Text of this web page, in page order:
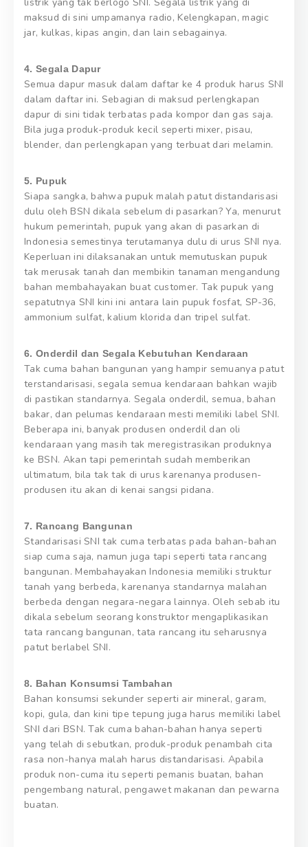
maksud di sini umpamanya radio, Kelengkapan, magic
jar, kulkas, kipas angin, dan lain sebagainya.
4. Segala Dapur
Semua dapur masuk dalam daftar ke 4 produk harus SNI
dalam daftar ini. Sebagian di maksud perlengkapan
dapur di sini tidak terbatas pada kompor dan gas saja.
Bila juga produk-produk kecil seperti mixer, pisau,
blender, dan perlengkapan yang terbuat dari melamin.
5. Pupuk
Siapa sangka, bahwa pupuk malah patut distandarisasi
dulu oleh BSN dikala sebelum di pasarkan? Ya, menurut
hukum pemerintah, pupuk yang akan di pasarkan di
Indonesia semestinya terutamanya dulu di urus SNI nya.
Keperluan ini dilaksanakan untuk memutuskan pupuk
tak merusak tanah dan membikin tanaman mengandung
bahan membahayakan buat customer. Tak pupuk yang
sepatutnya SNI kini ini antara lain pupuk fosfat, SP-36,
ammonium sulfat, kalium klorida dan tripel sulfat.
6. Onderdil dan Segala Kebutuhan Kendaraan
Tak cuma bahan bangunan yang hampir semuanya patut
terstandarisasi, segala semua kendaraan bahkan wajib
di pastikan standarnya. Segala onderdil, semua, bahan
bakar, dan pelumas kendaraan mesti memiliki label SNI.
Beberapa ini, banyak produsen onderdil dan oli
kendaraan yang masih tak meregistrasikan produknya
ke BSN. Akan tapi pemerintah sudah memberikan
ultimatum, bila tak tak di urus karenanya produsen-
produsen itu akan di kenai sangsi pidana.
7. Rancang Bangunan
Standarisasi SNI tak cuma terbatas pada bahan-bahan
siap cuma saja, namun juga tapi seperti tata rancang
bangunan. Membahayakan Indonesia memiliki struktur
tanah yang berbeda, karenanya standarnya malahan
berbeda dengan negara-negara lainnya. Oleh sebab itu
dikala sebelum seorang konstruktor mengaplikasikan
tata rancang bangunan, tata rancang itu seharusnya
patut berlabel SNI.
8. Bahan Konsumsi Tambahan
Bahan konsumsi sekunder seperti air mineral, garam,
kopi, gula, dan kini tipe tepung juga harus memiliki label
SNI dari BSN. Tak cuma bahan-bahan hanya seperti
yang telah di sebutkan, produk-produk penambah cita
rasa non-hanya malah harus distandarisasi. Apabila
produk non-cuma itu seperti pemanis buatan, bahan
pengembang natural, pengawet makanan dan pewarna
buatan.